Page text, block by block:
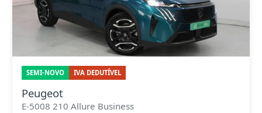
SEMI-NOVO IVA DEDUTÍVEL
Peugeot
E-5008 210 Allure Business